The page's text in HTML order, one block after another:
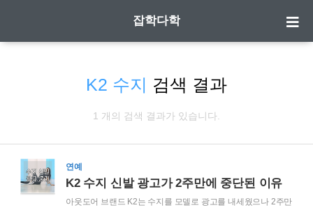
잡학다학
K2 수지 검색 결과
1 개의 검색 결과가 있습니다.
연예
K2 수지 신발 광고가 2주만에 중단된 이유
아웃도어 브랜드 K2는 수지를 모델로 광고를 내세웠으나 2주만